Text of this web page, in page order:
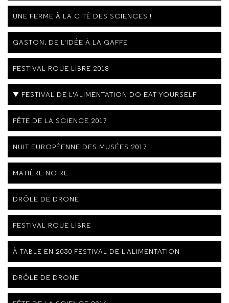
UNE FERME À LA CITÉ DES SCIENCES !
GASTON, DE L'IDÉE À LA GAFFE
FESTIVAL ROUE LIBRE 2018
FESTIVAL DE L'ALIMENTATION DO EAT YOURSELF
FÊTE DE LA SCIENCE 2017
NUIT EUROPÉENNE DES MUSÉES 2017
MATIÈRE NOIRE
DRÔLE DE DRONE
FESTIVAL ROUE LIBRE
À TABLE EN 2030 FESTIVAL DE L'ALIMENTATION
DRÔLE DE DRONE